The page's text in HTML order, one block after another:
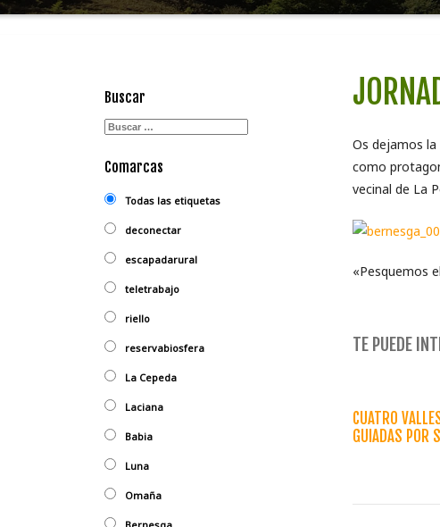
Os dejamos
como
vecinal de La
«Pesquemos
TE PUEDE
CUATRO
GUIADAS POR
Buscar
Comarcas
Todas las etiquetas
deconectar
escapadarural
teletrabajo
riello
reservabiosfera
La Cepeda
Laciana
Babia
Luna
Omaña